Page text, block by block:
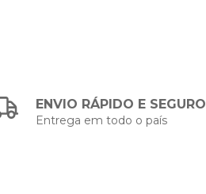
ENVIO RÁPIDO E SEGURO
Entrega em todo o país